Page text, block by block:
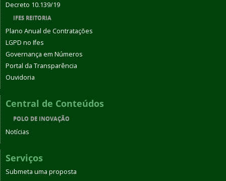
Decreto 10.139/19
IFES REITORIA
Plano Anual de Contratações
LGPD no Ifes
Governança em Números
Portal da Transparência
Ouvidoria
Central de Conteúdos
POLO DE INOVAÇÃO
Notícias
Serviços
Submeta uma proposta